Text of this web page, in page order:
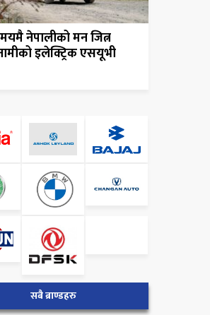
नेपालीको मन जित्न
इलेक्ट्रिक एसयूभी
सबै ब्राण्डहरु